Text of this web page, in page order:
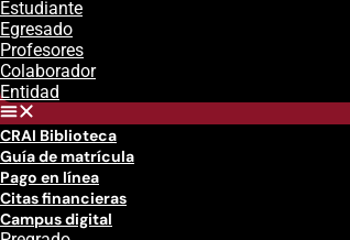
Estudiante
Egresado
Profesores
Colaborador
Entidad
CRAI Biblioteca
Guía de matrícula
Pago en línea
Citas financieras
Campus digital